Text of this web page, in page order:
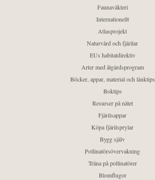
Faunaväkteri
Internationellt
Atlasprojekt
Naturvård och fjärilar
EUs habitatdirektiv
Arter med åtgärdsprogram
Böcker, appar, material och länktips
Boktips
Resurser på nätet
Fjärilsappar
Köpa fjärilsprylar
Bygg själv
Pollinatörsövervakning
Träna på pollinatörer
Blomflugor